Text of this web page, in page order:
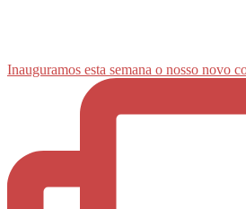
Inauguramos esta semana o nosso novo